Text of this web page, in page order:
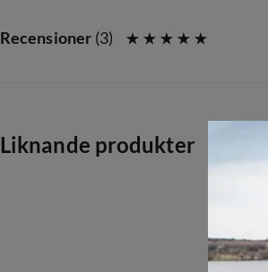
Storlek
:One Size
Recensioner (3)
Liknande produkter